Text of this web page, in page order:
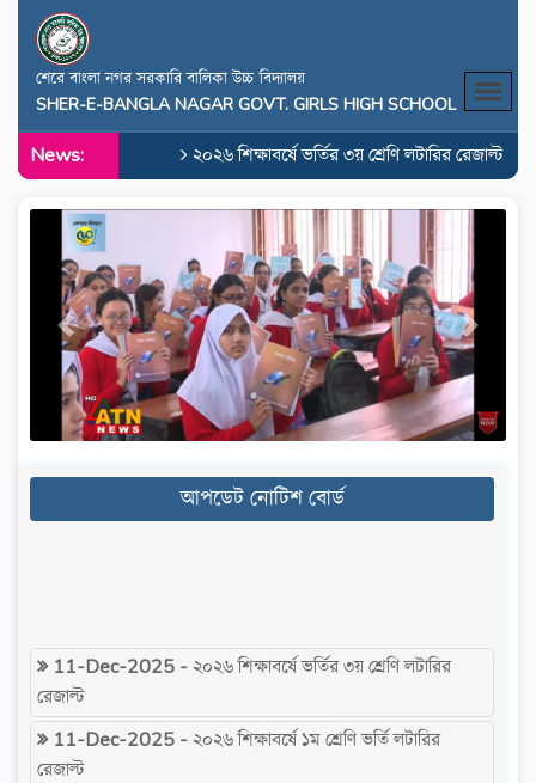
শেরে বাংলা নগর সরকারি বালিকা উচ্চ বিদ্যালয়
SHER-E-BANGLA NAGAR GOVT. GIRLS HIGH SCHOOL
News: ২০২৬ শিক্ষাবর্ষে ভর্তির ৩য় শ্রেণি লটারির রেজাল্ট
Previous Next
আপডেট নোটিশ বোর্ড
11-Dec-2025 -২০২৬ শিক্ষাবর্ষে ভর্তির ৩য় শ্রেণি লটারির
রেজাল্ট
11-Dec-2025 -২০২৬ শিক্ষাবর্ষে ১ম শ্রেণি ভর্তি লটারির
রেজাল্ট